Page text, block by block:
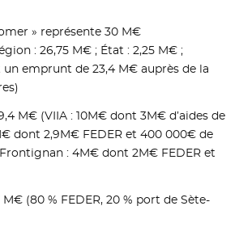
» représente 30 M€
: 26,75 M€ ; État : 2,25 M€ ;
un emprunt de 23,4 M€ auprès de la
M€ (VIIA : 10M€ dont 3M€ d’aides de
dont 2,9M€ FEDER et 400 000€ de
: 4M€ dont 2M€ FEDER et
(80 % FEDER, 20 % port de Sète-